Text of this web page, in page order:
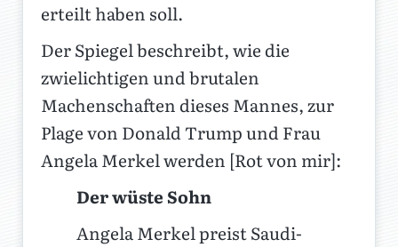
erteilt haben soll.
Der Spiegel beschreibt, wie die
zwielichtigen und brutalen
Machenschaften dieses Mannes, zur
Plage von Donald Trump und Frau
Angela Merkel werden [Rot von mir]:
Der wüste Sohn
Angela Merkel preist Saudi-